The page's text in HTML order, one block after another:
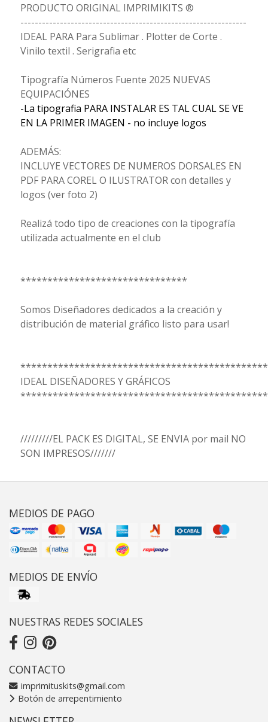
PRODUCTO ORIGINAL IMPRIMIKITS ®
---------------------------------------------------------------
IDEAL PARA Para Sublimar . Plotter de Corte .
Vinilo textil . Serigrafia etc
Tipografía Números Fuente 2025 NUEVAS
EQUIPACIÓNES
-La tipografia PARA INSTALAR ES TAL CUAL SE VE
EN LA PRIMER IMAGEN - no incluye logos
ADEMÁS:
INCLUYE VECTORES DE NUMEROS DORSALES EN
PDF PARA COREL O ILUSTRATOR con detalles y
logos (ver foto 2)
Realizá todo tipo de creaciones con la tipografía
utilizada actualmente en el club
*******************************
Somos Diseñadores dedicados a la creación y
distribución de material gráfico listo para usar!
IDEAL DISEÑADORES Y GRÁFICOS
/////////EL PACK ES DIGITAL, SE ENVIA por mail NO
SON IMPRESOS///////
MEDIOS DE PAGO
MEDIOS DE ENVÍO
NUESTRAS REDES SOCIALES
CONTACTO
imprimituskits@gmail.com
Botón de arrepentimiento